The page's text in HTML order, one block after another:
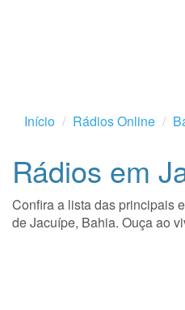
Início Rádios Online
Rádios em
Confira a lista das principais
de Jacuípe, Bahia. Ouça ao